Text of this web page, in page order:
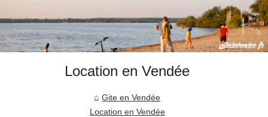
Location en Vendée
Gite en Vendée
Location en Vendée